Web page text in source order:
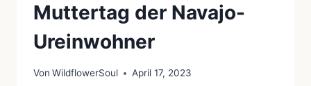
Muttertag der Navajo-
Ureinwohner
Von WildflowerSoul April 17, 2023